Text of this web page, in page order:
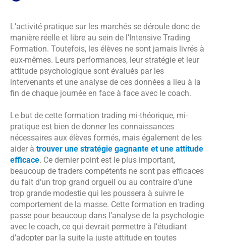
L’activité pratique sur les marchés se déroule donc de
manière réelle et libre au sein de l’Intensive Trading
Formation. Toutefois, les élèves ne sont jamais livrés à
eux-mêmes. Leurs performances, leur stratégie et leur
attitude psychologique sont évalués par les
intervenants et une analyse de ces données a lieu à la
fin de chaque journée en face à face avec le coach.
Le but de cette formation trading mi-théorique, mi-
pratique est bien de donner les connaissances
nécessaires aux élèves formés, mais également de les
aider à trouver une stratégie gagnante et une attitude
efficace. Ce dernier point est le plus important,
beaucoup de traders compétents ne sont pas efficaces
du fait d’un trop grand orgueil ou au contraire d’une
trop grande modestie qui les poussera à suivre le
comportement de la masse. Cette formation en trading
passe pour beaucoup dans l’analyse de la psychologie
avec le coach, ce qui devrait permettre à l’étudiant
d’adopter par la suite la juste attitude en toutes